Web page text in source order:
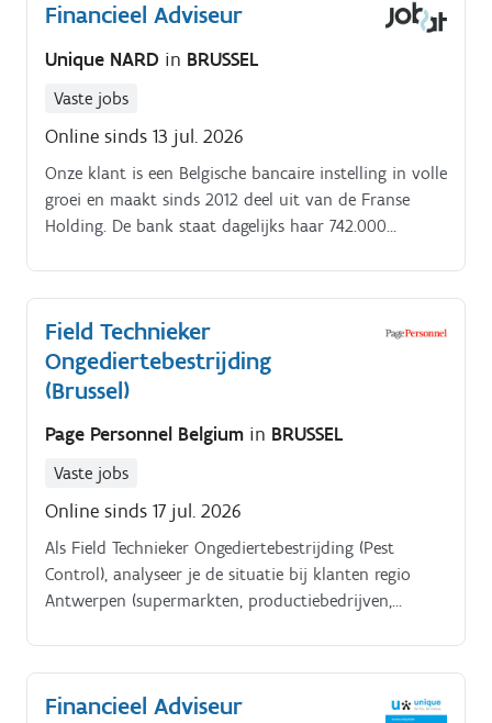
Financieel Adviseur
Unique NARD in BRUSSEL
Vaste jobs
Online sinds 13 jul. 2026
Onze klant is een Belgische bancaire instelling in volle
groei en maakt sinds 2012 deel uit van de Franse
Holding. De bank staat dagelijks haar 742.000
een netwerk van meer dan 210 agentschappen in het
binnenland.
Field Technieker
Ongediertebestrijding
(Brussel)
Page Personnel Belgium in BRUSSEL
Vaste jobs
Online sinds 17 jul. 2026
Als Field Technieker Ongediertebestrijding (Pest
Control), analyseer je de situatie bij klanten regio
Antwerpen (supermarkten, productiebedrijven,
juiste preventieve maatregelen of voert eventueel een
bestrijding uit.
Financieel Adviseur